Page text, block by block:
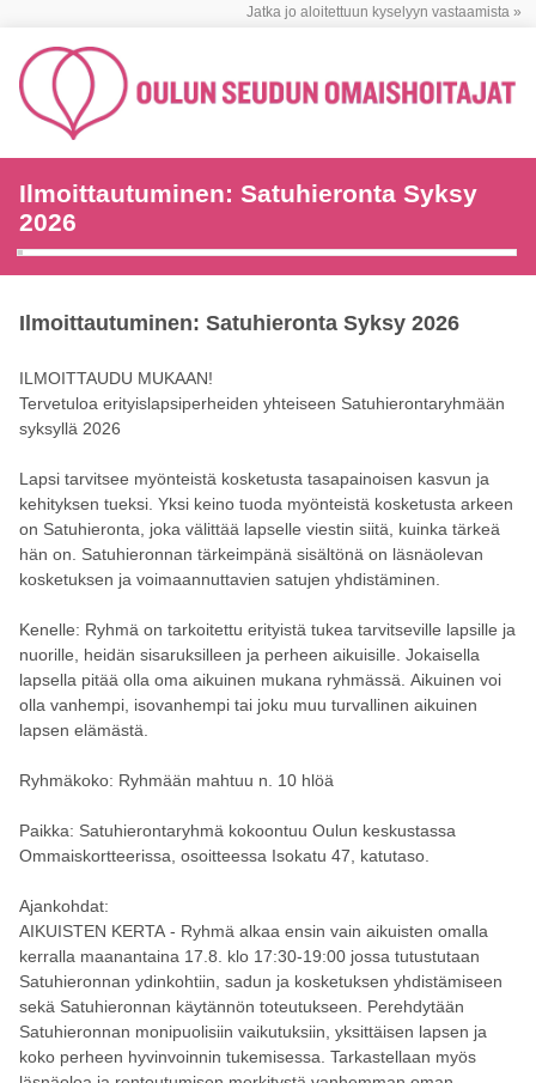
Jatka jo aloitettuun kyselyyn vastaamista »
Ilmoittautuminen: Satuhieronta Syksy
2026
Ilmoittautuminen: Satuhieronta Syksy 2026
ILMOITTAUDU MUKAAN!
Tervetuloa erityislapsiperheiden yhteiseen Satuhierontaryhmään
syksyllä 2026
Lapsi tarvitsee myönteistä kosketusta tasapainoisen kasvun ja
kehityksen tueksi. Yksi keino tuoda myönteistä kosketusta arkeen
on Satuhieronta, joka välittää lapselle viestin siitä, kuinka tärkeä
hän on. Satuhieronnan tärkeimpänä sisältönä on läsnäolevan
kosketuksen ja voimaannuttavien satujen yhdistäminen.
Kenelle: Ryhmä on tarkoitettu erityistä tukea tarvitseville lapsille ja
nuorille, heidän sisaruksilleen ja perheen aikuisille. Jokaisella
lapsella pitää olla oma aikuinen mukana ryhmässä. Aikuinen voi
olla vanhempi, isovanhempi tai joku muu turvallinen aikuinen
lapsen elämästä.
Ryhmäkoko: Ryhmään mahtuu n. 10 hlöä
Paikka: Satuhierontaryhmä kokoontuu Oulun keskustassa
Ommaiskortteerissa, osoitteessa Isokatu 47, katutaso.
Ajankohdat:
AIKUISTEN KERTA - Ryhmä alkaa ensin vain aikuisten omalla
kerralla maanantaina 17.8. klo 17:30-19:00 jossa tutustutaan
Satuhieronnan ydinkohtiin, sadun ja kosketuksen yhdistämiseen
sekä Satuhieronnan käytännön toteutukseen. Perehdytään
Satuhieronnan monipuolisiin vaikutuksiin, yksittäisen lapsen ja
koko perheen hyvinvoinnin tukemisessa. Tarkastellaan myös